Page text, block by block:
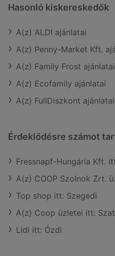
Hasonló kiskereskedők
A(z) ALDI ajánlatai
A(z) Penny-Market Kft.
A(z) Family Frost ajánlatai
A(z) Ecofamily ajánlatai
A(z) FullDiszkont ajánlatai
Érdeklődésre számot
Fressnapf-Hungária Kft.
A(z) COOP Szolnok Zrt.
Top shop itt: Szegedi
A(z) Coop üzletei itt:
Lidl itt: Ózdi